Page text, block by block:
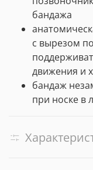
бандажа
с вырезом
движения и
бандаж
при носке в